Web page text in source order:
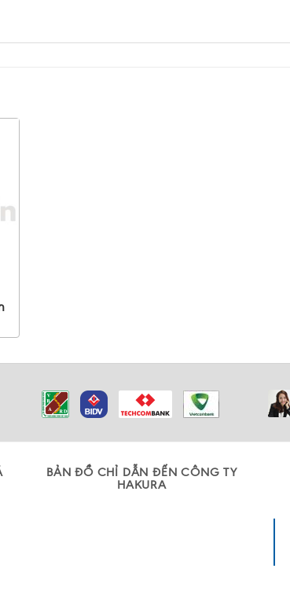
BẢN ĐỒ CHỈ DẪN ĐẾN CÔNG TY
HAKURA